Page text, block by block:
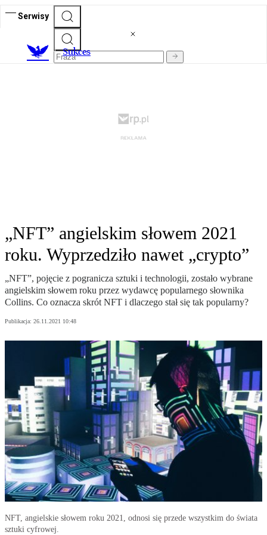
Serwisy
Sukces
„NFT” angielskim słowem 2021
roku. Wyprzedziło nawet „crypto”
„NFT”, pojęcie z pogranicza sztuki i technologii, zostało wybrane
angielskim słowem roku przez wydawcę popularnego słownika
Collins. Co oznacza skrót NFT i dlaczego stał się tak popularny?
Publikacja: 26.11.2021 10:48
NFT, angielskie słowem roku 2021, odnosi się przede wszystkim do świata
sztuki cyfrowej.